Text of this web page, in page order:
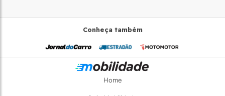
Conheça também
Home